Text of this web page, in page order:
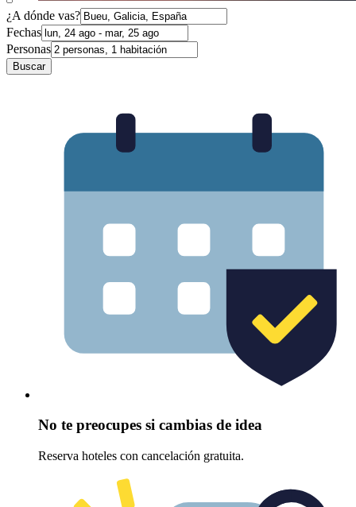
¿A dónde vas?
Fechas
Personas
Buscar
No te preocupes si cambias de idea
Reserva hoteles con cancelación gratuita.